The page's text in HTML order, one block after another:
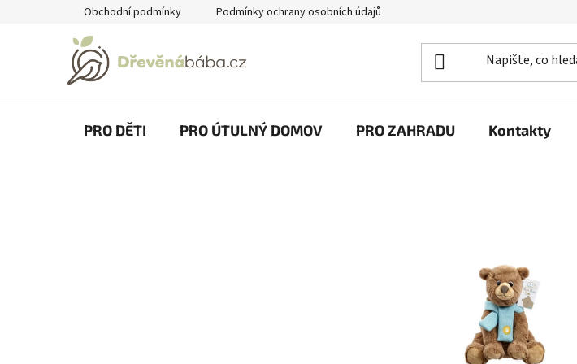
Obchodní podmínky Podmínky ochrany osobních údajů
PRO DĚTI PRO ÚTULNÝ DOMOV PRO ZAHRADU Kontakty